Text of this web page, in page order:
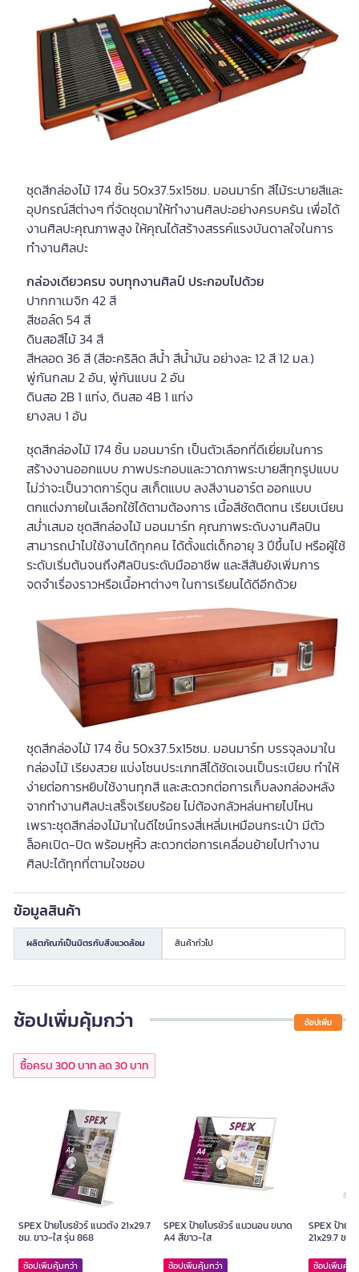
ชุดสีกล่องไม้ 174 ชิ้น 50x37.5x15ซม. มอนมาร์ท สีไม้ระบายสีและ
อุปกรณ์สีต่างๆ ที่จัดชุดมาให้ทำงานศิลปะอย่างครบครัน เพื่อได้
งานศิลปะคุณภาพสูง ให้คุณได้สร้างสรรค์แรงบันดาลใจในการ
ทำงานศิลปะ
กล่องเดียวครบ จบทุกงานศิลป์ ประกอบไปด้วย
ปากกาเมจิก 42 สี
สีชอล์ด 54 สี
ดินสอสีไม้ 34 สี
สีหลอด 36 สี (สีอะคริลิด สีน้ำ สีน้ำมัน อย่างละ 12 สี 12 มล.)
พู่กันกลม 2 อัน, พู่กันแบน 2 อัน
ดินสอ 2B 1 แท่ง, ดินสอ 4B 1 แท่ง
ยางลบ 1 อัน
ชุดสีกล่องไม้ 174 ชิ้น มอนมาร์ท เป็นตัวเลือกที่ดีเยี่ยมในการ
สร้างงานออกแบบ ภาพประกอบและวาดภาพระบายสีทุกรูปแบบ
ไม่ว่าจะเป็นวาดการ์ตูน สเก็ตแบบ ลงสีงานอาร์ต ออกแบบ
ตกแต่งภายในเลือกใช้ได้ตามต้องการ เนื้อสีชัดติดทน เรียบเนียน
สม่ำเสมอ ชุดสีกล่องไม้ มอนมาร์ท คุณภาพระดับงานศิลปิน
สามารถนำไปใช้งานได้ทุกคน ได้ตั้งแต่เด็กอายุ 3 ปีขึ้นไป หรือผู้ใช้
ระดับเริ่มต้นจนถึงศิลปินระดับมืออาชีพ และสีสันยังเพิ่มการ
จดจำเรื่องราวหรือเนื้อหาต่างๆ ในการเรียนได้ดีอีกด้วย
ชุดสีกล่องไม้ 174 ชิ้น 50x37.5x15ซม. มอนมาร์ท บรรจุลงมาใน
กล่องไม้ เรียงสวย แบ่งโซนประเภทสีได้ชัดเจนเป็นระเบียบ ทำให้
ง่ายต่อการหยิบใช้งานทุกสี และสะดวกต่อการเก็บลงกล่องหลัง
จากทำงานศิลปะเสร็จเรียบร้อย ไม่ต้องกลัวหล่นหายไปไหน
เพราะชุดสีกล่องไม้มาในดีไซน์ทรงสี่เหลี่มเหมือนกระเป๋า มีตัว
ล็อคเปิด-ปิด พร้อมหูหิ้ว สะดวกต่อการเคลื่อนย้ายไปทำงาน
ศิลปะได้ทุกที่ตามใจชอบ
ข้อมูลสินค้า
ผลิตภัณฑ์เป็นมิตรกับสิ่งแวดล้อม สินค้าทั่วไป
ช้อปเพิ่มคุ้มกว่า ช้อปเพิ่ม
ซื้อครบ 300 บาท ลด 30 บาท
SPEX ป้ายโบรชัวร์ แนวตั้ง 21x29.7
ซม. ขาว-ใส รุ่น 868
ช้อปเพิ่มคุ้มกว่า
SPEX ป้ายโบรชัวร์ แนวนอน ขนาด
A4 สีขาว-ใส
ช้อปเพิ่มคุ้มกว่า
SPEX ป้าย
21x29.7 ซม.
ช้อปเพิ่มคุ้ม